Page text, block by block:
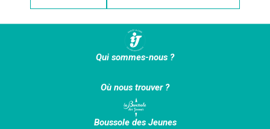
Qui sommes-nous ?
Où nous trouver ?
Boussole des Jeunes